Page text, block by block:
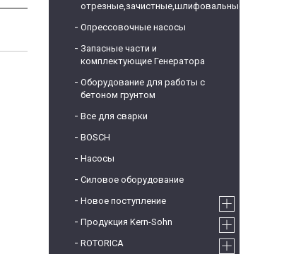
отрезные,зачистные,шлифовальные
Опрессовочные насосы
Запасные части и
комплектующие Генератора
Оборудование для работы с
бетоном грунтом
Все для сварки
BOSCH
Насосы
Силовое оборудование
Новое поступление
Продукция Kern-Sohn
ROTORICA